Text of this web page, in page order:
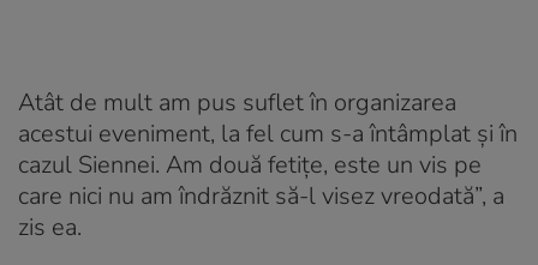
Atât de mult am pus suflet în organizarea
acestui eveniment, la fel cum s-a întâmplat şi în
cazul Siennei. Am două fetiţe, este un vis pe
care nici nu am îndrăznit să-l visez vreodată”, a
zis ea.